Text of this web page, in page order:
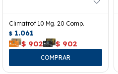
Climatrof 10 Mg. 20 Comp.
$ 1.061
$ 902 $ 902